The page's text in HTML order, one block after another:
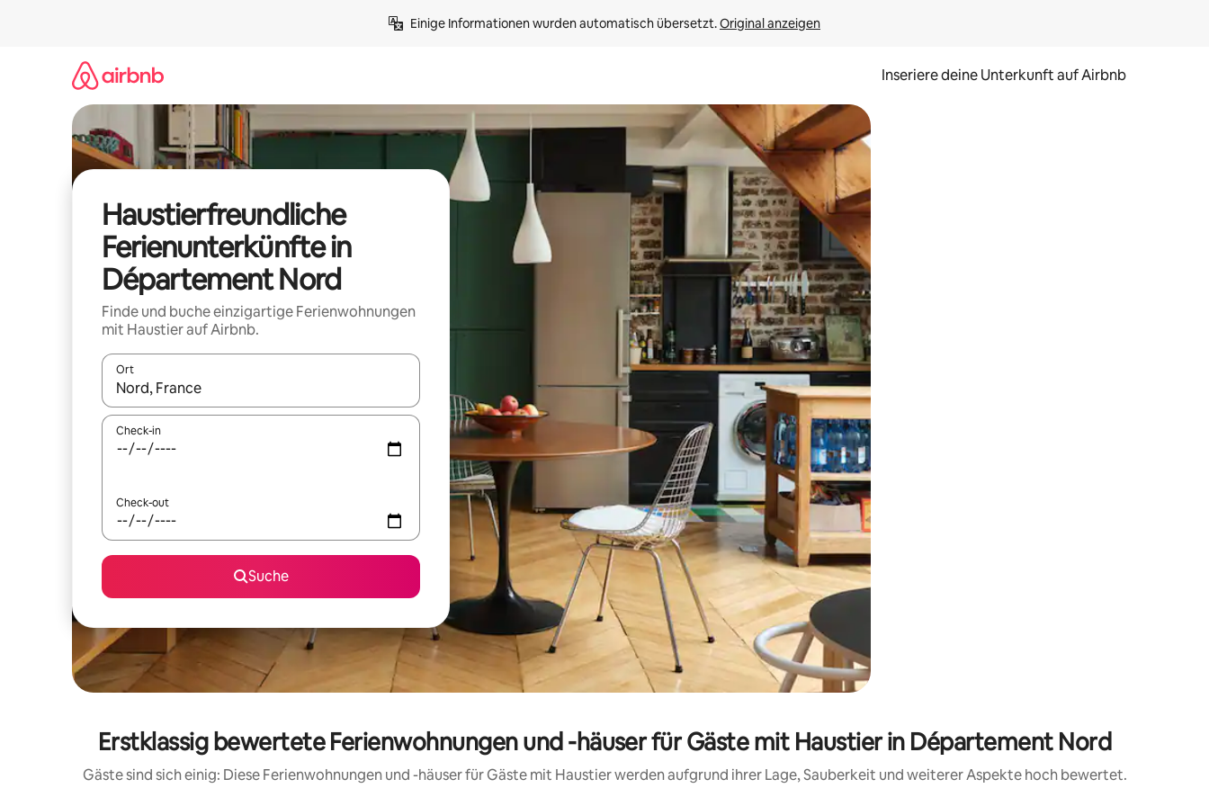
Einige Informationen wurden automatisch übersetzt. Original anzeigen
Inseriere deine Unterkunft auf Airbnb
Haustierfreundliche
Ferienunterkünfte in
Département Nord
Finde und buche einzigartige Ferienwohnungen
mit Haustier auf Airbnb.
Ort
Wenn Ergebnisse verfügbar sind, navigiere mit den Pfeiltasten nach oben und unten oder erkunde die Ergebnisse durch Berühren oder Wischgesten.
Check-in
Check-out
Suche
Erstklassig bewertete Ferienwohnungen und -häuser für Gäste mit Haustier in Département Nord
Gäste sind sich einig: Diese Ferienwohnungen und -häuser für Gäste mit Haustier werden aufgrund ihrer Lage, Sauberkeit und weiterer Aspekte hoch bewertet.